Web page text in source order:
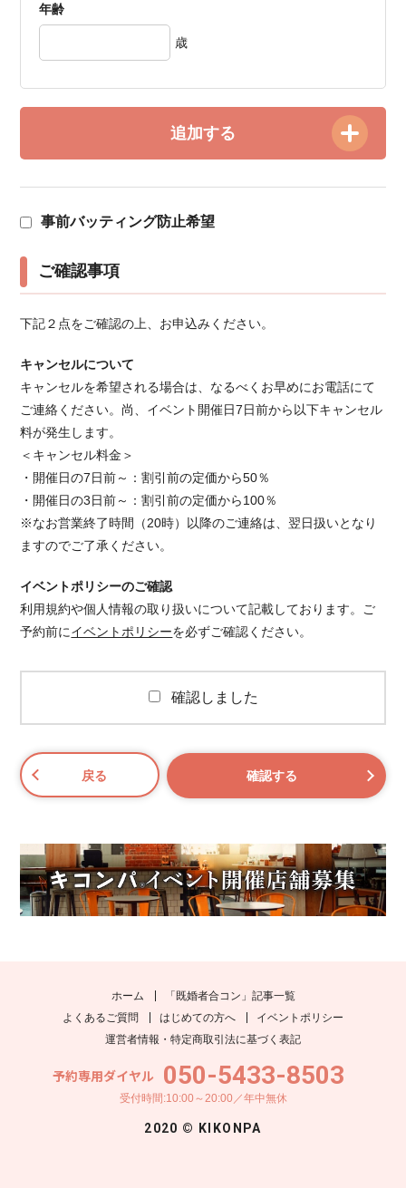
年齢
歳
追加する
事前バッティング防止希望
ご確認事項
下記２点をご確認の上、お申込みください。
キャンセルについて
キャンセルを希望される場合は、なるべくお早めにお電話にて
ご連絡ください。 尚、イベント開催日7日前から以下キャンセル
料が発生します。
＜キャンセル料金＞
・開催日の7日前～：割引前の定価から50％
・開催日の3日前～：割引前の定価から100％
※なお営業終了時間（20時）以降のご連絡は、翌日扱いとなり
ますのでご了承ください。
イベントポリシーのご確認
利用規約や個人情報の取り扱いについて記載しております。ご
予約前にイベントポリシーを必ずご確認ください。
確認しました
ホーム
「既婚者合コン」記事一覧
よくあるご質問
はじめての方へ
イベントポリシー
運営者情報・特定商取引法に基づく表記
予約専用ダイヤル 050-5433-8503
受付時間:10:00～20:00／年中無休
2020 © KIKONPA